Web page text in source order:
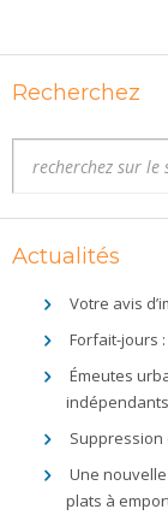
Recherchez
Actualités
Votre avis
Forfait-jours
Émeutes
indépendants
Suppression
Une
plats à